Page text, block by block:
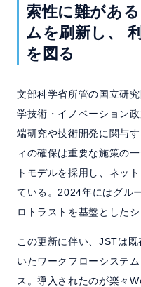
索性に難があ
ムを刷新し、
を図る
文部科学省所管の国立研
学技術・イノベーション
端研究や技術開発に関与
ィの確保は重要な施策の
トモデルを採用し、ネッ
ている。2024年にはグル
ロトラストを基盤とした
この更新に伴い、JSTは
いたワークフローシステ
ス。導入されたのが楽々